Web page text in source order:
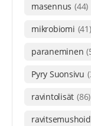
masennus (44)
mikrobiomi (41)
paraneminen
Pyry Suonsivu
ravintolisät (86)